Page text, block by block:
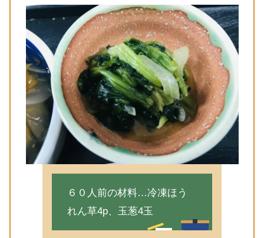
６０人前の材料…冷凍ほう
れん草4p、玉葱4玉